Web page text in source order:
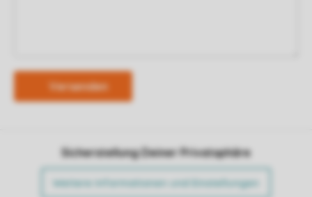
Sicherstellung Deiner Privatsphäre
Weitere Informationen und Einstellungen